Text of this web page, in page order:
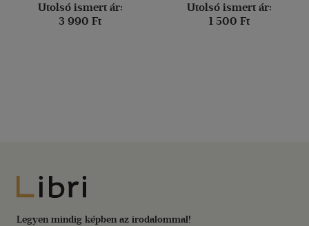
Utolsó ismert ár:
3 990 Ft
Utolsó ismert ár:
1 500 Ft
Libri
Legyen mindig képben az irodalommal!